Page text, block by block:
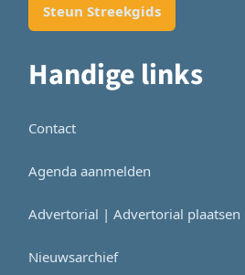
Steun Streekgids
Handige links
Contact
Agenda aanmelden
Advertorial | Advertorial plaatsen
Nieuwsarchief